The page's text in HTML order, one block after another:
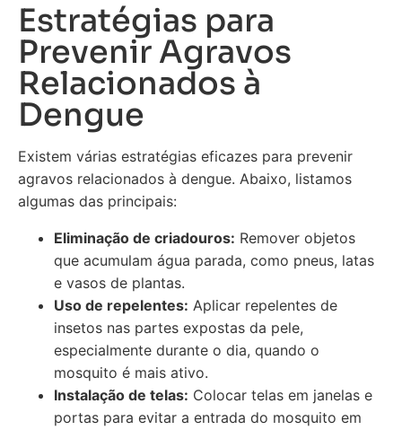
Estratégias para
Prevenir Agravos
Relacionados à
Dengue
Existem várias estratégias eficazes para prevenir
agravos relacionados à dengue. Abaixo, listamos
algumas das principais:
Eliminação de criadouros: Remover objetos
que acumulam água parada, como pneus, latas
e vasos de plantas.
Uso de repelentes: Aplicar repelentes de
insetos nas partes expostas da pele,
especialmente durante o dia, quando o
mosquito é mais ativo.
Instalação de telas: Colocar telas em janelas e
portas para evitar a entrada do mosquito em